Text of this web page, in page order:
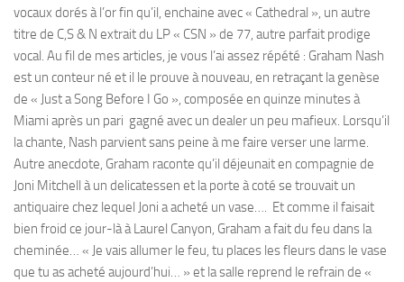
vocaux dorés à l’or fin qu’il, enchaine avec « Cathedral », un autre
titre de C,S & N extrait du LP « CSN » de 77, autre parfait prodige
vocal. Au fil de mes articles, je vous l’ai assez répété : Graham Nash
est un conteur né et il le prouve à nouveau, en retraçant la genèse
de « Just a Song Before I Go », composée en quinze minutes à
Miami après un pari gagné avec un dealer un peu mafieux. Lorsqu’il
la chante, Nash parvient sans peine à me faire verser une larme.
Autre anecdote, Graham raconte qu’il déjeunait en compagnie de
Joni Mitchell à un delicatessen et la porte à coté se trouvait un
antiquaire chez lequel Joni a acheté un vase…. Et comme il faisait
bien froid ce jour-là à Laurel Canyon, Graham a fait du feu dans la
cheminée… « Je vais allumer le feu, tu places les fleurs dans le vase
que tu as acheté aujourd’hui… » et la salle reprend le refrain de «